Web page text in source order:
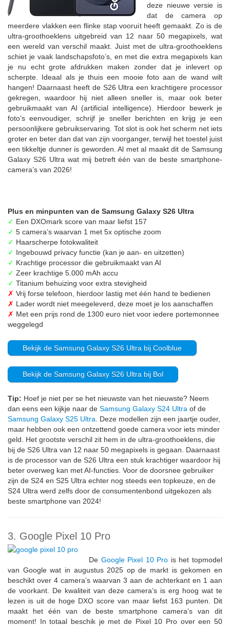
deze nieuwe versie is
dat de camera op
meerdere vlakken een flinke stap vooruit heeft gemaakt. Zo is de
ultra-groothoeklens uitgebreid van 12 naar 50 megapixels, wat
een wereld van verschil maakt. Juist met de ultra-groothoeklens
schiet je vaak landschapsfoto’s, en met die extra megapixels kan
je nu echt grote afdrukken maken zonder dat je inlevert op
scherpte. Ideaal als je thuis een mooie foto aan de wand wilt
hangen! Daarnaast heeft de S26 Ultra een krachtigere processor
gekregen, waardoor hij niet alleen sneller is, maar ook beter
gebruikmaakt van AI (artificial intelligence). Hierdoor bewerk je
foto’s eenvoudiger, schrijf je sneller berichten en krijg je een
persoonlijkere gebruikservaring. Tot slot is ook het scherm net iets
groter en beter dan dat van zijn voorganger, terwijl het toestel juist
een tikkeltje dunner is geworden. Al met al maakt dit de Samsung
Galaxy S26 Ultra wat mij betreft één van de beste smartphone-
camera’s van 2026!
Plus en minpunten van de Samsung Galaxy S26 Ultra
✓ Een DXOmark score van maar liefst 157
✓ 5 camera’s waarvan 1 met 5x optische zoom
✓ Haarscherpe fotokwaliteit
✓ Ingebouwd privacy functie (kan je aan- en uitzetten)
✓ Krachtige processor die gebruikmaakt van AI
✓ Zeer krachtige 5.000 mAh accu
✓ Titanium behuizing voor extra stevigheid
✗ Vrij forse telefoon, hierdoor lastig met één hand te bedienen
✗ Lader wordt niet meegeleverd, deze moet je los aanschaffen
✗ Met een prijs rond de 1300 euro niet voor iedere portemonnee
weggelegd
Bekijk de Samsung Galaxy S26 Ultra bij Coolblue
Bekijk de Samsung Galaxy S26 Ultra bij Bol
Tip: Hoef je niet per se het nieuwste van het nieuwste? Neem
dan eens een kijkje naar de Samsung Galaxy S24 Ultra of de
Samsung Galaxy S25 Ultra . Deze modellen zijn een jaartje ouder,
maar hebben ook een ontzettend goede camera voor iets minder
geld. Het grootste verschil zit hem in de ultra-groothoeklens, die
bij de S26 Ultra van 12 naar 50 megapixels is gegaan. Daarnaast
is de processor van de S26 Ultra een stuk krachtiger waardoor hij
beter overweg kan met AI-functies. Voor de doorsnee gebruiker
zijn de S24 en S25 Ultra echter nog steeds een topkeuze, en de
S24 Ultra werd zelfs door de consumentenbond uitgekozen als
beste smartphone van 2024!
3. Google Pixel 10 Pro
De Google Pixel 10 Pro is het topmodel
van Google wat in augustus 2025 op de markt is gekomen en
beschikt over 4 camera’s waarvan 3 aan de achterkant en 1 aan
de voorkant. De kwaliteit van deze camera’s is erg hoog wat te
lezen is uit de hoge DXO score van maar liefst 163 punten. Dit
maakt het één van de beste smartphone camera’s van dit
moment! In totaal beschik je met de Pixel 10 Pro over een 50